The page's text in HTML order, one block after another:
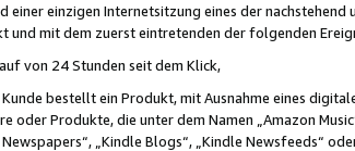
einzigen Internetsitzung eines der nachstehend
und mit dem zuerst eintretenden der folgenden
von 24 Stunden seit dem Klick,
bestellt ein Produkt, mit Ausnahme eines
oder Produkte, die unter dem Namen „Amazon
Newspapers“, „Kindle Blogs“, „Kindle Newsfeeds“